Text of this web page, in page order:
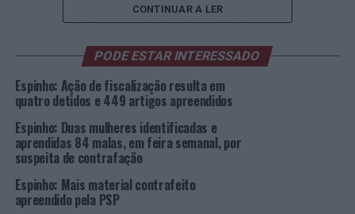
A Fase Final – Apuramento do Campeão Nacional de
Canidelo, CCD Os Mochos e GC Sto. Tirso (Série A) e Ala
de Nun’Álvares de Gondomar, AA S. Mamede, CD Fiães e
Leixões SC (Série B).
A Fase Final – Apuramento do Campeão Nacional de
Veteranos B – Masculinos envolve as equipas de AA S.
Mamede, Ala de Nun’Álvares de Gondomar e SC Espinho
(Série A) e AJM/FC Porto e CV Oeiras (Série B).
CONTINUAR A LER
PODE ESTAR INTERESSADO
Espinho: Ação de fiscalização resulta em
quatro detidos e 449 artigos apreendidos
Espinho: Duas mulheres identificadas e
aprendidas 84 malas, em feira semanal, por
suspeita de contrafação
Espinho: Mais material contrafeito
apreendido pela PSP